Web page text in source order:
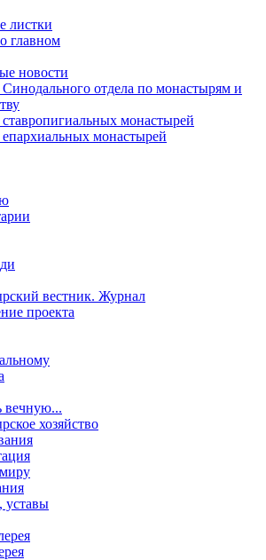
листки
главном
новости
отдела по монастырям и
монастырей
монастырей
вестник. Журнал
проекта
вечную...
хозяйство
уставы